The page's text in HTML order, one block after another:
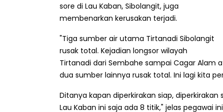
sore di Lau Kaban, Sibolangit, juga
membenarkan kerusakan terjadi.
"Tiga sumber air utama Tirtanadi Sibolangit
rusak total. Kejadian longsor wilayah
Tirtanadi dari Sembahe sampai Cagar Alam
dua sumber lainnya rusak total. Ini lagi kita
Ditanya kapan diperkirakan siap,
Lau Kaban ini saja ada 8 titik," jelas pegawai